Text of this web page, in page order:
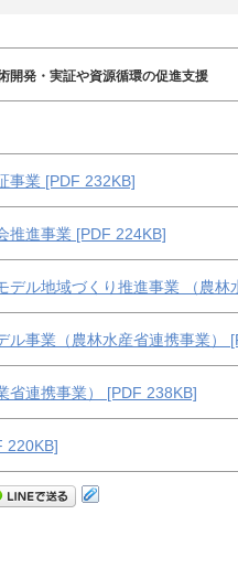
開発・実証や資源循環の促進支援
事業 [PDF 232KB]
推進事業 [PDF 224KB]
デル地域づくり推進事業 （農林
ル事業（農林水産省連携事業）
省連携事業） [PDF 238KB]
220KB]